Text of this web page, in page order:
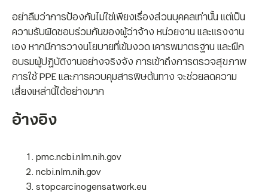
อย่าลืมว่าการป้องกันไม่ใช่เพียงเรื่องส่วนบุคคลเท่านั้น แต่เป็น
ความรับผิดชอบร่วมกันของผู้ว่าจ้าง หน่วยงาน และแรงงาน
เอง หากมีการวางนโยบายที่เข้มงวด เคารพมาตรฐาน และฝึก
อบรมผู้ปฏิบัติงานอย่างจริงจัง การเข้าถึงการตรวจสุขภาพ
การใช้ PPE และการควบคุมสารพิษต้นทาง จะช่วยลดความ
เสี่ยงเหล่านี้ได้อย่างมาก
อ้างอิง
pmc.ncbi.nlm.nih.gov
ncbi.nlm.nih.gov
stopcarcinogensatwork.eu